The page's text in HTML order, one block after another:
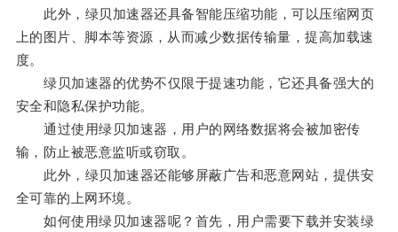
此外，绿贝加速器还具备智能压缩功能，可以压缩网页
上的图片、脚本等资源，从而减少数据传输量，提高加载速
度。
绿贝加速器的优势不仅限于提速功能，它还具备强大的
安全和隐私保护功能。
通过使用绿贝加速器，用户的网络数据将会被加密传
输，防止被恶意监听或窃取。
此外，绿贝加速器还能够屏蔽广告和恶意网站，提供安
全可靠的上网环境。
如何使用绿贝加速器呢？首先，用户需要下载并安装绿